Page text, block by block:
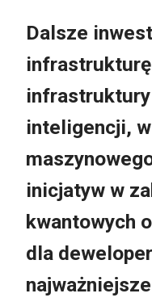
Dalsze
inteligencji,
inicjatyw w
kwantowych
dla